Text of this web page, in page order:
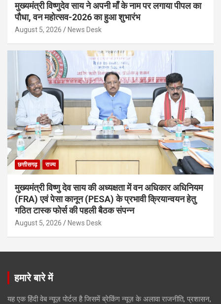
मुख्यमंत्री विष्णुदेव साय ने अपनी माँ के नाम पर लगाया पीपल का
पौधा, वन महोत्सव-2026 का हुआ शुभारंभ
August 5, 2026 News Desk
छत्तीसगढ़ राज्य
मुख्यमंत्री विष्णु देव साय की अध्यक्षता में वन अधिकार अधिनियम
(FRA) एवं पेसा कानून (PESA) के प्रभावी क्रियान्वयन हेतु
गठित टास्क फोर्स की पहली बैठक संपन्न
August 5, 2026 News Desk
हमारे बारे में
यह एक हिंदी वेब न्यूज़ पोर्टल है जिसमें ब्रेकिंग न्यूज़ के अलावा राजनीति, प्रशासन,